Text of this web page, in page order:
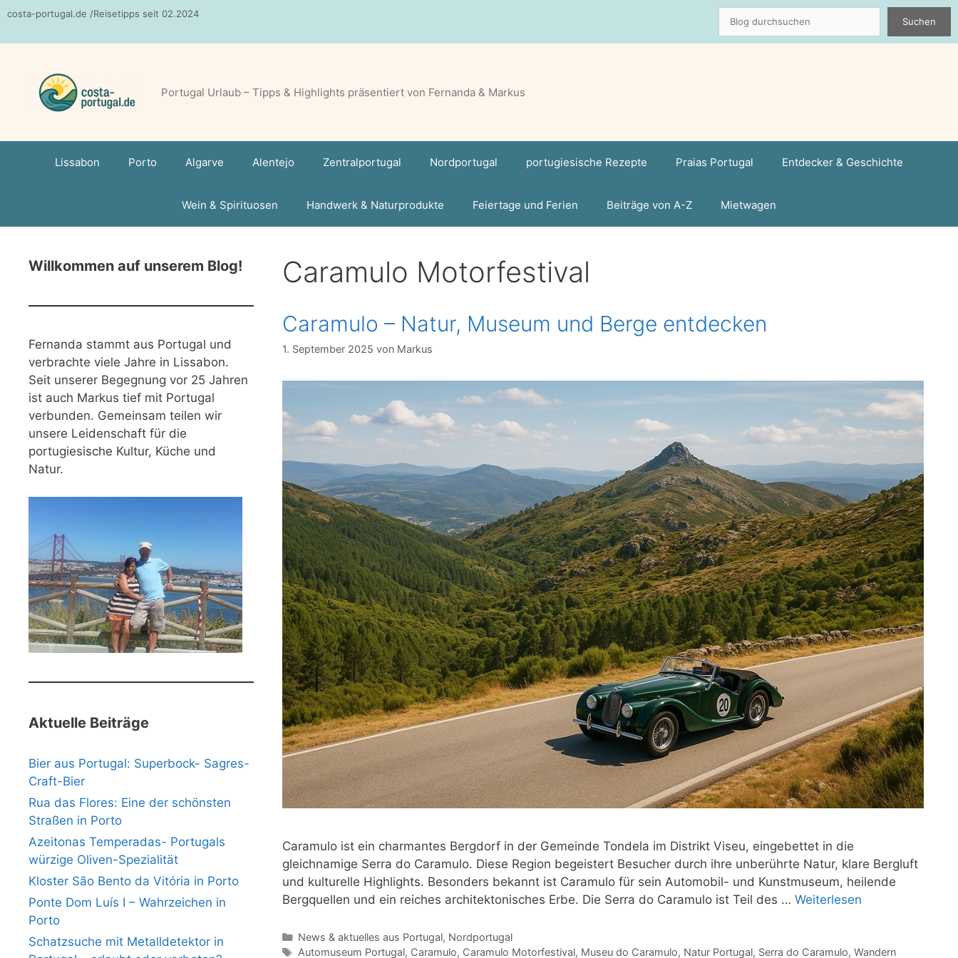
Zum
springen
costa-portugal.de /Reisetipps seit 02.2024
Suchen
Portugal Urlaub – Tipps & Highlights präsentiert von Fernanda & Markus
Lissabon Porto Algarve Alentejo Zentralportugal Nordportugal portugiesische Rezepte Praias Portugal Entdecker & Geschichte
Wein & Spirituosen Handwerk & Naturprodukte Feiertage und Ferien Beiträge von A-Z Mietwagen
Caramulo Motorfestival
Caramulo – Natur, Museum und Berge entdecken
1. September 2025 von Markus
Caramulo ist ein charmantes Bergdorf in der Gemeinde Tondela im Distrikt Viseu, eingebettet in die
gleichnamige Serra do Caramulo. Diese Region begeistert Besucher durch ihre unberührte Natur, klare Bergluft
und kulturelle Highlights. Besonders bekannt ist Caramulo für sein Automobil- und Kunstmuseum, heilende
Bergquellen und ein reiches architektonisches Erbe. Die Serra do Caramulo ist Teil des … Weiterlesen
Kategorien
News & aktuelles aus Portugal, Nordportugal
Schlagwörter
Automuseum Portugal, Caramulo, Caramulo Motorfestival, Museu do Caramulo, Natur Portugal, Serra do Caramulo, Wandern
Willkommen auf unserem Blog!
Fernanda stammt aus Portugal und
verbrachte viele Jahre in Lissabon.
Seit unserer Begegnung vor 25 Jahren
ist auch Markus tief mit Portugal
verbunden. Gemeinsam teilen wir
unsere Leidenschaft für die
portugiesische Kultur, Küche und
Natur.
Aktuelle Beiträge
Bier aus Portugal: Superbock- Sagres-
Craft-Bier
Rua das Flores: Eine der schönsten
Straßen in Porto
Azeitonas Temperadas- Portugals
würzige Oliven-Spezialität
Kloster São Bento da Vitória in Porto
Ponte Dom Luís I – Wahrzeichen in
Porto
Schatzsuche mit Metalldetektor in